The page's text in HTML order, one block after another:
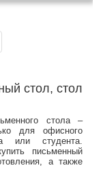
стол, стол
стола –
для офисного
или студента.
письменный
а также